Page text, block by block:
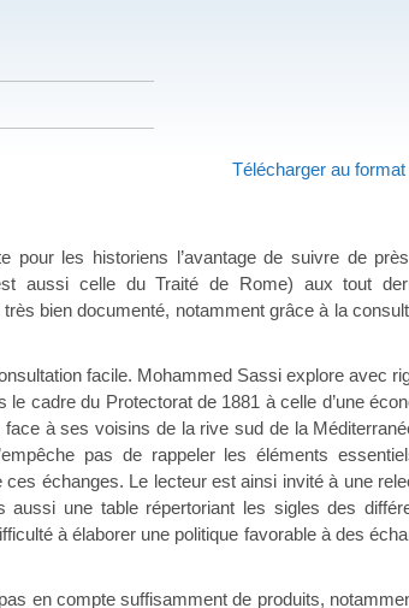
Télécharger au
pour les historiens l’avantage de suivre de
aussi celle du Traité de Rome) aux tout
bien documenté, notamment grâce à la
facile. Mohammed Sassi explore avec
cadre du Protectorat de 1881 à celle d’une
à ses voisins de la rive sud de la
pas de rappeler les éléments
ces échanges. Le lecteur est ainsi invité à une
aussi une table répertoriant les sigles des
à élaborer une politique favorable à des
en compte suffisamment de produits,